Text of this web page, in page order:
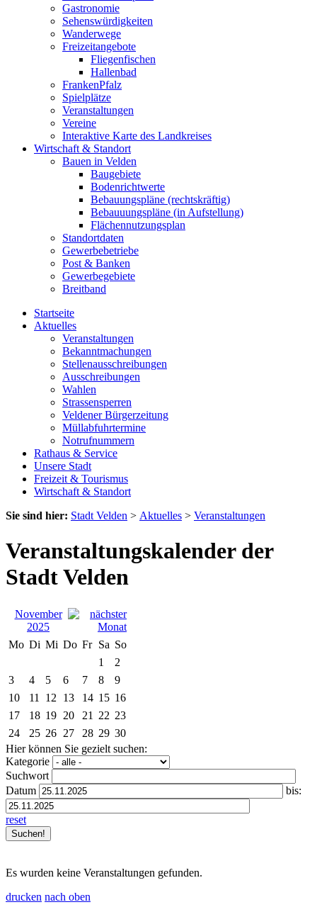
Gastronomie
Sehenswürdigkeiten
Wanderwege
Freizeitangebote
Fliegenfischen
Hallenbad
FrankenPfalz
Spielplätze
Veranstaltungen
Vereine
Interaktive Karte des Landkreises
Wirtschaft & Standort
Bauen in Velden
Baugebiete
Bodenrichtwerte
Bebauungspläne (rechtskräftig)
Bebauuungspläne (in Aufstellung)
Flächennutzungsplan
Standortdaten
Gewerbebetriebe
Post & Banken
Gewerbegebiete
Breitband
Startseite
Aktuelles
Veranstaltungen
Bekanntmachungen
Stellenausschreibungen
Ausschreibungen
Wahlen
Strassensperren
Veldener Bürgerzeitung
Müllabfuhrtermine
Notrufnummern
Rathaus & Service
Unsere Stadt
Freizeit & Tourismus
Wirtschaft & Standort
Sie sind hier: Stadt Velden > Aktuelles > Veranstaltungen
Veranstaltungskalender der
Stadt Velden
November
2025
Mo Di Mi Do Fr Sa So
1
2
3
4 5 6 7 8
9
10
11 12 13 14 15 16
17
18 19 20 21 22 23
24
25 26 27 28 29 30
Hier können Sie gezielt suchen:
Kategorie
Suchwort
Datum
bis:
reset
Es wurden keine Veranstaltungen gefunden.
drucken nach oben